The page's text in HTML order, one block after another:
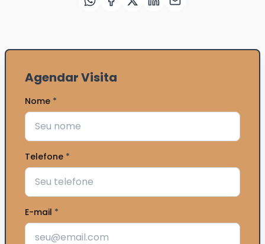
Agendar Visita
Nome *
Telefone *
E-mail *